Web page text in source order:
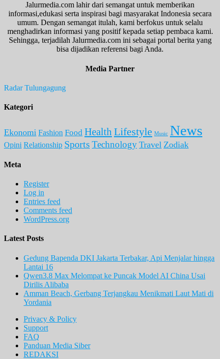
Jalurmedia.com lahir dari semangat untuk memberikan
informasi,edukasi serta inspirasi bagi masyarakat Indonesia secara
umum. Dengan semangat itulah, kami berfokus untuk selalu
menghadirkan informasi yang positif kepada setiap pembaca kami.
Sehingga, terjadilah Jalurmedia.com ini sebagai portal berita yang
bisa dijadikan referensi bagi Anda.
Media Partner
Radar Tulungagung
Kategori
Ekonomi Fashion Food Health Lifestyle Music News
Opini Relationship Sports Technology Travel Zodiak
Meta
Register
Log in
Entries feed
Comments feed
WordPress.org
Latest Posts
Gedung Bapenda DKI Jakarta Terbakar, Api Menjalar hingga
Lantai 16
Qwen3.8 Max Melompat ke Puncak Model AI China Usai
Dirilis Alibaba
Amman Beach, Gerbang Terjangkau Menikmati Laut Mati di
Yordania
Privacy & Policy
Support
FAQ
Panduan Media Siber
REDAKSI